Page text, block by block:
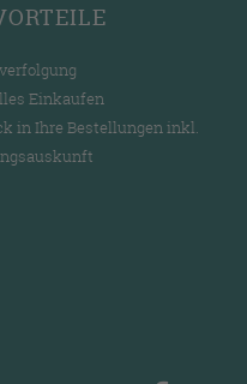
Einkaufen
in Ihre Bestellungen inkl.